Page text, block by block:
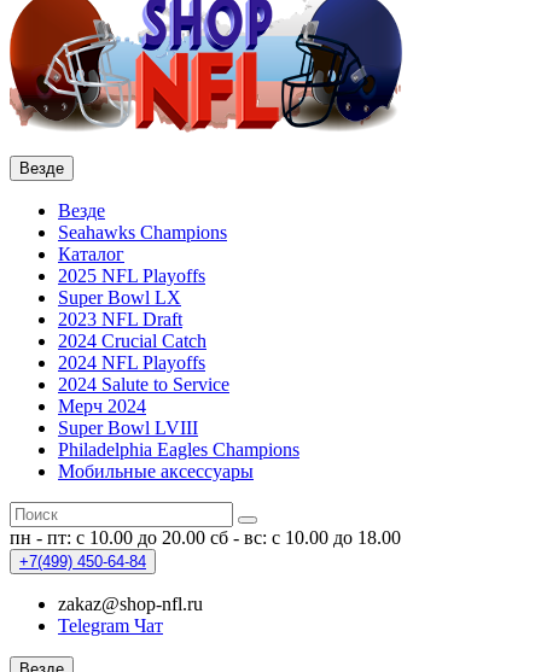
Везде
Везде
Seahawks Champions
Каталог
2025 NFL Playoffs
Super Bowl LX
2023 NFL Draft
2024 Crucial Catch
2024 NFL Playoffs
2024 Salute to Service
Мерч 2024
Super Bowl LVIII
Philadelphia Eagles Champions
Мобильные аксессуары
пн - пт: с 10.00 до 20.00 сб - вс: с 10.00 до 18.00
+7(499) 450-64-84
zakaz@shop-nfl.ru
Telegram Чат